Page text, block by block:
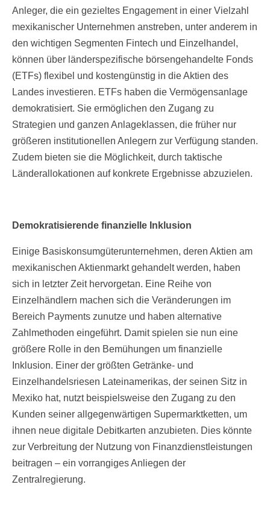
Anleger, die ein gezieltes Engagement in einer Vielzahl
mexikanischer Unternehmen anstreben, unter anderem in
den wichtigen Segmenten Fintech und Einzelhandel,
können über länderspezifische börsengehandelte Fonds
(ETFs) flexibel und kostengünstig in die Aktien des
Landes investieren. ETFs haben die Vermögensanlage
demokratisiert. Sie ermöglichen den Zugang zu
Strategien und ganzen Anlageklassen, die früher nur
größeren institutionellen Anlegern zur Verfügung standen.
Zudem bieten sie die Möglichkeit, durch taktische
Länderallokationen auf konkrete Ergebnisse abzuzielen.
Demokratisierende finanzielle Inklusion
Einige Basiskonsumgüterunternehmen, deren Aktien am
mexikanischen Aktienmarkt gehandelt werden, haben
sich in letzter Zeit hervorgetan. Eine Reihe von
Einzelhändlern machen sich die Veränderungen im
Bereich Payments zunutze und haben alternative
Zahlmethoden eingeführt. Damit spielen sie nun eine
größere Rolle in den Bemühungen um finanzielle
Inklusion. Einer der größten Getränke- und
Einzelhandelsriesen Lateinamerikas, der seinen Sitz in
Mexiko hat, nutzt beispielsweise den Zugang zu den
Kunden seiner allgegenwärtigen Supermarktketten, um
ihnen neue digitale Debitkarten anzubieten. Dies könnte
zur Verbreitung der Nutzung von Finanzdienstleistungen
beitragen – ein vorrangiges Anliegen der
Zentralregierung.